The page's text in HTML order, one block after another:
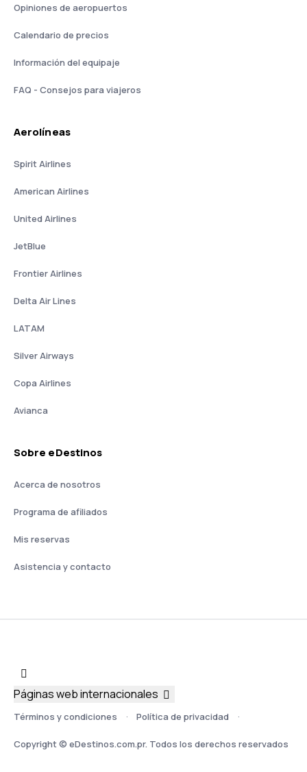
Opiniones de aeropuertos
Calendario de precios
Información del equipaje
FAQ - Consejos para viajeros
Aerolíneas
Spirit Airlines
American Airlines
United Airlines
JetBlue
Frontier Airlines
Delta Air Lines
LATAM
Silver Airways
Copa Airlines
Avianca
Sobre eDestinos
Acerca de nosotros
Programa de afiliados
Mis reservas
Asistencia y contacto
Términos y condiciones Política de privacidad
Copyright © eDestinos.com.pr. Todos los derechos reservados
Páginas web internacionales